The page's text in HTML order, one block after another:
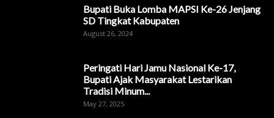
Bupati Buka Lomba MAPSI Ke-26 Jenjang
SD Tingkat Kabupaten
August 26, 2024
Peringati Hari Jamu Nasional Ke-17,
Bupati Ajak Masyarakat Lestarikan
Tradisi Minum...
May 27, 2025